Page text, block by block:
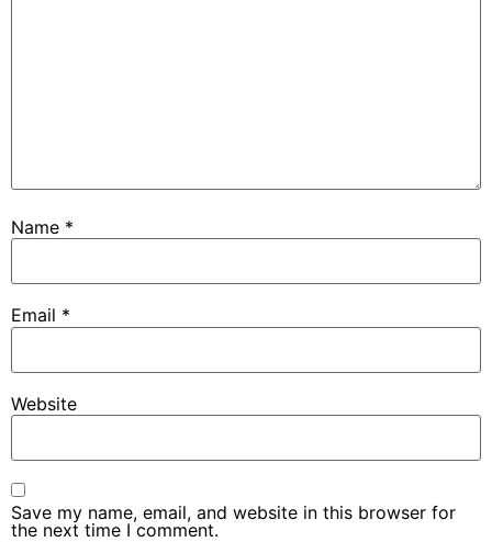
Name *
Email *
Website
Save my name, email, and website in this browser for
the next time I comment.